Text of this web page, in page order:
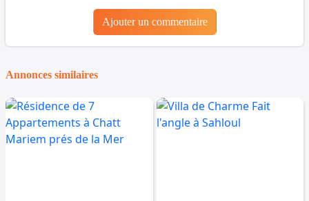
Ajouter un commentaire
Annonces similaires